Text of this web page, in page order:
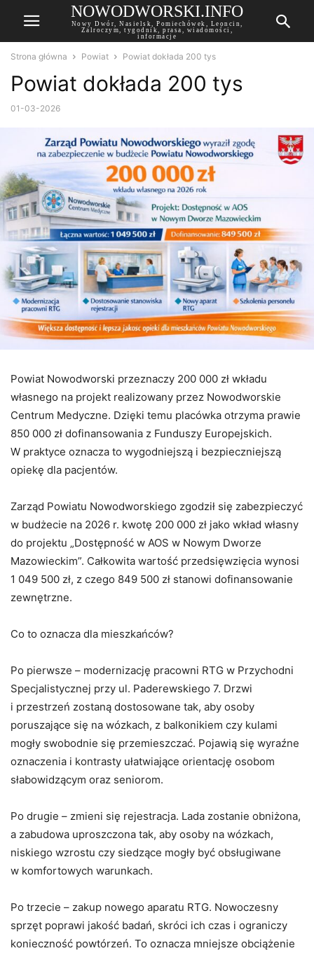
NOWODWORSKI.INFO
Nowy Dwór, Nasielsk, Pomiechówek, Leoncin,
Zalroczym, tygodnik, prasa, wiadomości,
informacje
Strona główna Powiat Powiat dokłada 200 tys
Powiat dokłada 200 tys
01-03-2026
Powiat Nowodworski przeznaczy 200 000 zł wkładu
własnego na projekt realizowany przez Nowodworskie
Centrum Medyczne. Dzięki temu placówka otrzyma prawie
850 000 zł dofinansowania z Funduszy Europejskich.
W praktyce oznacza to wygodniejszą i bezpieczniejszą
opiekę dla pacjentów.
Zarząd Powiatu Nowodworskiego zgodził się zabezpieczyć
w budżecie na 2026 r. kwotę 200 000 zł jako wkład własny
do projektu „Dostępność w AOS w Nowym Dworze
Mazowieckim”. Całkowita wartość przedsięwzięcia wynosi
1 049 500 zł, z czego 849 500 zł stanowi dofinansowanie
zewnętrzne.
Co to oznacza dla mieszkańców?
Po pierwsze – modernizację pracowni RTG w Przychodni
Specjalistycznej przy ul. Paderewskiego 7. Drzwi
i przestrzeń zostaną dostosowane tak, aby osoby
poruszające się na wózkach, z balkonikiem czy kulami
mogły swobodnie się przemieszczać. Pojawią się wyraźne
oznaczenia i kontrasty ułatwiające orientację osobom
słabowidzącym oraz seniorom.
Po drugie – zmieni się rejestracja. Lada zostanie obniżona,
a zabudowa uproszczona tak, aby osoby na wózkach,
niskiego wzrostu czy siedzące mogły być obsługiwane
w komfortowych warunkach.
Po trzecie – zakup nowego aparatu RTG. Nowoczesny
sprzęt poprawi jakość badań, skróci ich czas i ograniczy
konieczność powtórzeń. To oznacza mniejsze obciążenie